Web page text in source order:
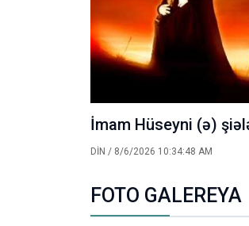
İmam Hüseyni (ə)
DİN / 8/6/2026 10:34:48 AM
FOTO GALEREYA